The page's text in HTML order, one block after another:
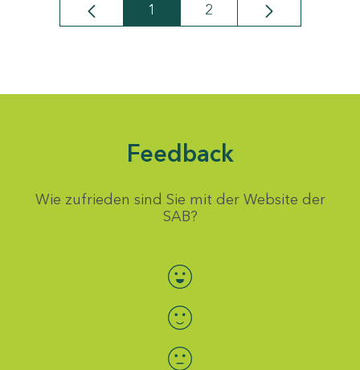
Seite
1 Seite
2
Feedback
Wie zufrieden sind Sie mit der Website der
SAB?
Bewertung auswählen